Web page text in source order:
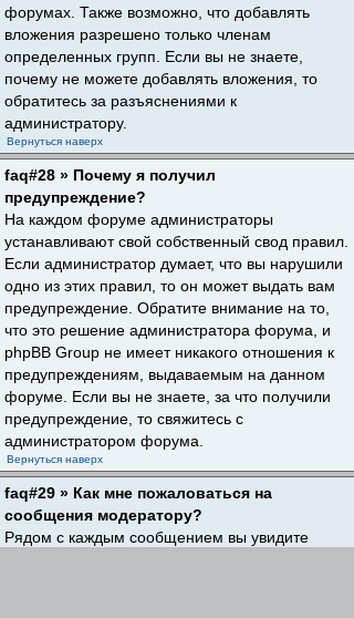
форумах. Также возможно, что добавлять
вложения разрешено только членам
определенных групп. Если вы не знаете,
почему не можете добавлять вложения, то
обратитесь за разъяснениями к
администратору.
Вернуться наверх
faq#28 » Почему я получил
предупреждение?
На каждом форуме администраторы
устанавливают свой собственный свод правил.
Если администратор думает, что вы нарушили
одно из этих правил, то он может выдать вам
предупреждение. Обратите внимание на то,
что это решение администратора форума, и
phpBB Group не имеет никакого отношения к
предупреждениям, выдаваемым на данном
форуме. Если вы не знаете, за что получили
предупреждение, то свяжитесь с
администратором форума.
Вернуться наверх
faq#29 » Как мне пожаловаться на
сообщения модератору?
Рядом с каждым сообщением вы увидите